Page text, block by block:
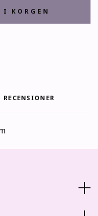
I KORGEN
RECENSIONER